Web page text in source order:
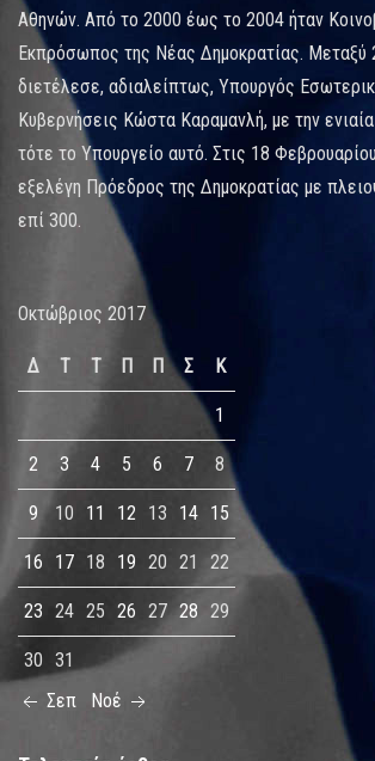
Αθηνών. Από το 2000 έως το 2004 ήταν
Εκπρόσωπος της Νέας Δημοκρατίας. Μεταξύ
διετέλεσε, αδιαλείπτως, Υπουργός
Κυβερνήσεις Κώστα Καραμανλή, με την
τότε το Υπουργείο αυτό. Στις 18
εξελέγη Πρόεδρος της Δημοκρατίας με
επί 300.
Οκτώβριος 2017
Δ Τ Τ Π Π Σ Κ
1
2 3 4 5 6 7 8
9 10 11 12 13 14 15
16 17 18 19 20 21 22
23 24 25 26 27 28 29
30 31
Σεπ
Νοέ